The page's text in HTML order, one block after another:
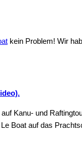
kein Problem! Wir
Kanu- und
Boat auf das